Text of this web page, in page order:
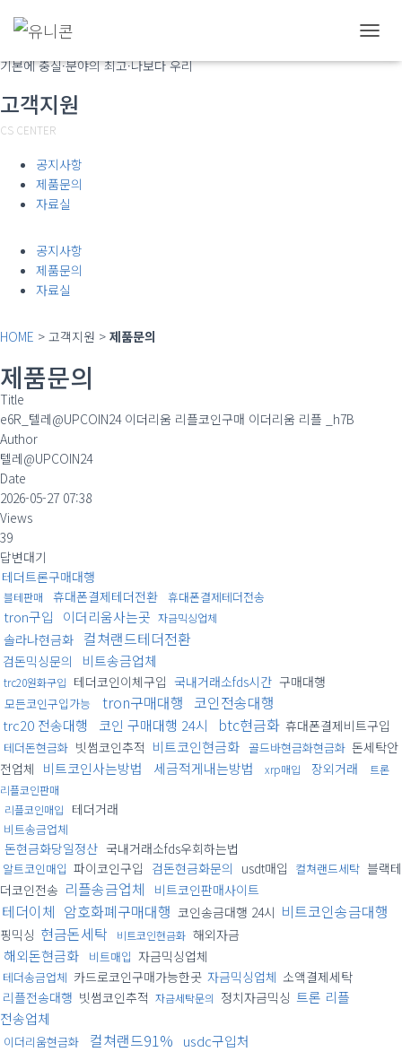
비
(주)유니콘
기본에 충실·분야의 최고·나보다 우리
고객지원
CS CENTER
공지사항
제품문의
자료실
공지사항
제품문의
자료실
HOME > 고객지원 > 제품문의
제품문의
Title
e6R_텔레@UPCOIN24 이더리움 리플코인구매 이더리움 리플 _h7B
Author
텔레@UPCOIN24
Date
2026-05-27 07:38
Views
39
답변대기
테더트론구매대행
블테판매 휴대폰결제테더전환 휴대폰결제테더전송
tron구입 이더리움사는곳 자금믹싱업체
솔라나현금화 컬쳐랜드테더전환
검돈믹싱문의 비트송금업체
trc20원화구입 테더코인이체구입 국내거래소fds시간 구매대행
모든코인구입가능 tron구매대행 코인전송대행
trc20 전송대행 코인 구매대행 24시 btc현금화 휴대폰결제비트구입
테더돈현금화 빗썸코인추적 비트코인현금화 골드바현금화현금화 돈세탁안
전업체 비트코인사는방법 세금적게내는방법 xrp매입 장외거래
트론
리플코인판매
리플코인매입
테더거래
비트송금업체
돈현금화당일정산 국내거래소fds우회하는법
알트코인매입 파이코인구입 검돈현금화문의 usdt매입 컬쳐랜드세탁 블랙테
더코인전송 리플송금업체 비트코인판매사이트
테더이체 암호화폐구매대행 코인송금대행 24시 비트코인송금대행
핑믹싱 현금돈세탁 비트코인현금화 해외자금
해외돈현금화 비트매입 자금믹싱업체
테더송금업체 카드로코인구매가능한곳 자금믹싱업체 소액결제세탁
리플전송대행 빗썸코인추적 자금세탁문의 정치자금믹싱 트론 리플
전송업체
이더리움현금화 컬쳐랜드91% usdc구입처